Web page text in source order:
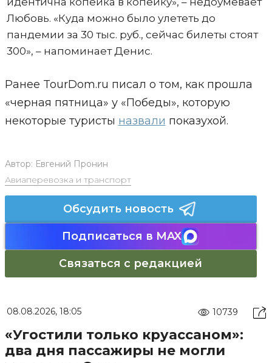
Любовь. «Куда можно было улететь до
пандемии за 30 тыс. руб., сейчас билеты стоят
300», – напоминает Денис.
Ранее TourDom.ru писал о том, как прошла
«черная пятница» у «Победы», которую
некоторые туристы назвали показухой.
Автор: Евгений Пронин
Авиаперевозка и транспорт
Обсудить новость
Подписаться в MAX
Связаться с редакцией
08.08.2026, 18:05 10739
«Угостили только круассаном»:
два дня пассажиры не могли